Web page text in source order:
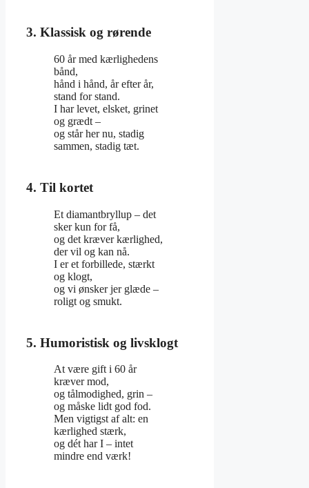
3. Klassisk og rørende
60 år med kærlighedens
bånd,
hånd i hånd, år efter år,
stand for stand.
I har levet, elsket, grinet
og grædt –
og står her nu, stadig
sammen, stadig tæt.
4. Til kortet
Et diamantbryllup – det
sker kun for få,
og det kræver kærlighed,
der vil og kan nå.
I er et forbillede, stærkt
og klogt,
og vi ønsker jer glæde –
roligt og smukt.
5. Humoristisk og livsklogt
At være gift i 60 år
kræver mod,
og tålmodighed, grin –
og måske lidt god fod.
Men vigtigst af alt: en
kærlighed stærk,
og dét har I – intet
mindre end værk!